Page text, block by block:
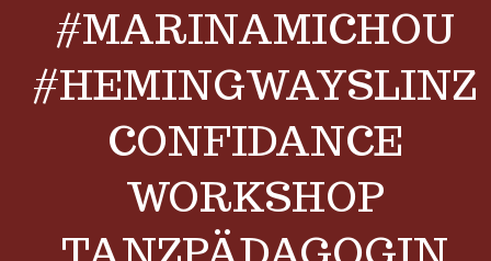
#MARINAMICHOU
#HEMINGWAYSLINZ
CONFIDANCE
WORKSHOP